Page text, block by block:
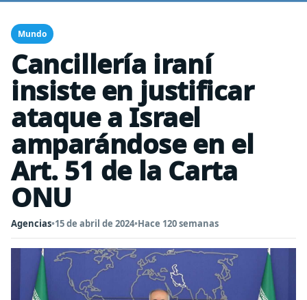
Mundo
Cancillería iraní
insiste en justificar
ataque a Israel
amparándose en el
Art. 51 de la Carta
ONU
Agencias•15 de abril de 2024•Hace 120 semanas